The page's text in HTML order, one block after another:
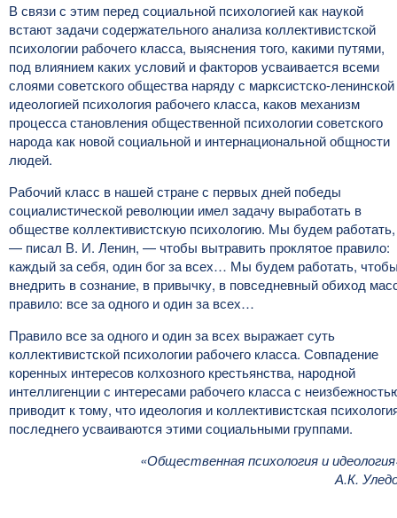
В связи с этим перед социальной психологией как наукой
встают задачи содержательного анализа коллективистской
психологии рабочего класса, выяснения того, какими путями,
под влиянием каких условий и факторов усваивается всеми
слоями советского общества наряду с марксистско-ленинской
идеологией психология рабочего класса, каков механизм
процесса становления общественной психологии советского
народа как новой социальной и интернациональной общности
людей.
Рабочий класс в нашей стране с первых дней победы
социалистической революции имел задачу выработать в
обществе коллективистскую психологию. Мы будем работать,
— писал В. И. Ленин, — чтобы вытравить проклятое правило:
каждый за себя, один бог за всех… Мы будем работать,
внедрить в сознание, в привычку, в повседневный обиход
правило: все за одного и один за всех…
Правило все за одного и один за всех выражает суть
коллективистской психологии рабочего класса. Совпадение
коренных интересов колхозного крестьянства, народной
интеллигенции с интересами рабочего класса с
приводит к тому, что идеология и коллективистская
последнего усваиваются этими социальными группами.
«Общественная психология и
А.К.